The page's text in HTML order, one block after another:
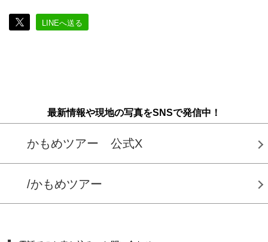
LINEへ送る
最新情報や現地の写真をSNSで発信中！
かもめツアー 公式X
/かもめツアー